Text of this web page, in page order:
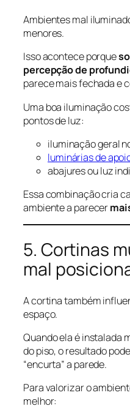
Ambientes mal
menores.
Isso acontece porque
percepção de
parece mais fechada e
Uma boa iluminação
pontos de luz:
iluminação geral
luminárias de
abajures ou luz
Essa combinação cria
ambiente a parecer
5. Cortinas
mal
A cortina também
espaço.
Quando ela é instalada
do piso, o resultado
“encurta” a parede.
Para valorizar o
melhor: